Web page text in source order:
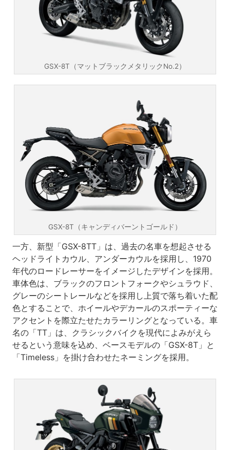
GSX-8T（マットブラックメタリックNo.2）
GSX-8T（キャンディバーントゴールド）
一方、新型「GSX-8TT」は、過去の名車を想起させる
ヘッドライトカウル、アンダーカウルを採用し、1970
年代のロードレーサーをイメージしたデザインを採用。
車体色は、ブラックのフロントフォークやシュラウド、
グレーのシートレールなどを採用し上質で落ち着いた配
色とすることで、ホイールやデカールのスポーティーな
アクセントを際立たせたカラーリングとなっている。車
名の「TT」は、クラシックバイクを現代によみがえら
せるという意味を込め、ベースモデルの「GSX-8T」と
「Timeless」を掛け合わせたネーミングを採用。